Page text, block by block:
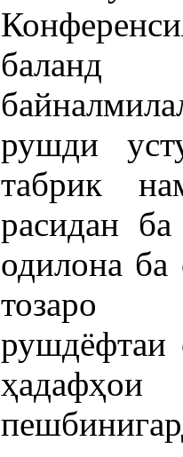
баланд
рушди
табрик
расидан
одилона
тозаро
рушдёфтаи